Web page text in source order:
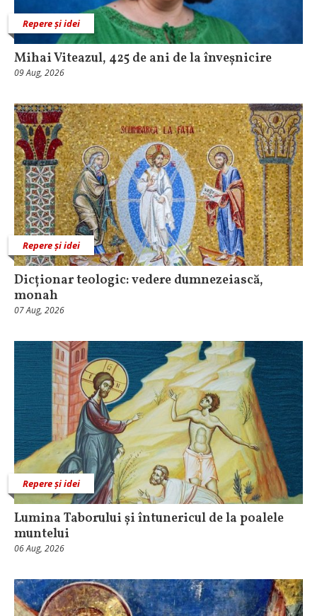
Repere și idei
Mihai Viteazul, 425 de ani de la înveșnicire
09 Aug, 2026
Repere și idei
Dicționar teologic: vedere dumnezeiască,
monah
07 Aug, 2026
Repere și idei
Lumina Taborului și întunericul de la poalele
muntelui
06 Aug, 2026